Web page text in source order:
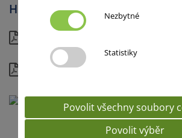
Hrách setý
Kompletní informace
Nezbytné
Statistiky
Povolit všechny soubory
Povolit výběr